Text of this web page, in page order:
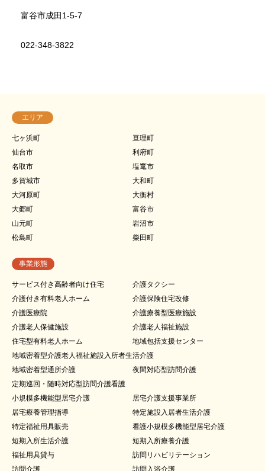
富谷市成田1-5-7
022-348-3822
エリア
七ヶ浜町
亘理町
仙台市
利府町
名取市
塩竃市
多賀城市
大和町
大河原町
大衡村
大郷町
富谷市
山元町
岩沼市
松島町
柴田町
事業形態
サービス付き高齢者向け住宅
介護タクシー
介護付き有料老人ホーム
介護保険住宅改修
介護医療院
介護療養型医療施設
介護老人保健施設
介護老人福祉施設
住宅型有料老人ホーム
地域包括支援センター
地域密着型介護老人福祉施設入所者生活介護
地域密着型通所介護
夜間対応型訪問介護
定期巡回・随時対応型訪問介護看護
小規模多機能型居宅介護
居宅介護支援事業所
居宅療養管理指導
特定施設入居者生活介護
特定福祉用具販売
看護小規模多機能型居宅介護
短期入所生活介護
短期入所療養介護
福祉用具貸与
訪問リハビリテーション
訪問介護
訪問入浴介護